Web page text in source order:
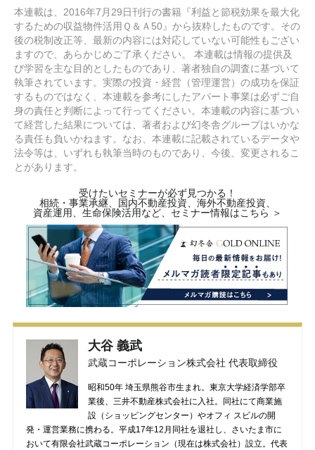
本連載は、2016年7月29日刊行の書籍『利益と節税効果を最大化
するための収益物件活用Ｑ＆Ａ50』から抜粋したものです。その
後の税制改正等、最新の内容には対応していない可能性もござい
ますので、あらかじめご了承ください。 本連載は情報の提供及
び学習を主な目的としたものであり、著者独自の調査に基づいて
執筆されています。実際の投資・経営（管理運営）の成功を保証
するものではなく、本連載を参考にしたアパート事業は必ずご自
身の責任と判断によって行ってください。本連載の内容に基づい
て経営した結果については、著者および幻冬舎グループはいかな
る責任も負いかねます。なお、本連載に記載されているデータや
法令等は、いずれも執筆当時のものであり、今後、変更されるこ
とがあります。
受けたいセミナーが必ず見つかる！
相続・事業承継、国内不動産投資、海外不動産投資、
資産運用、生命保険活用など、セミナー情報はこちら ＞
大谷 義武
武蔵コーポレーション株式会社 代表取締役
昭和50年 埼玉県熊谷市生まれ。東京大学経済学部卒
業後、三井不動産株式会社に入社。同社にて商業施
設（ショッピングセンター）やオフィ スビルの開
発・運営業務に携わる。平成17年12月同社を退社し、さいたま市に
おいて有限会社武蔵コーポレーション（現在は株式会社）設立。代表